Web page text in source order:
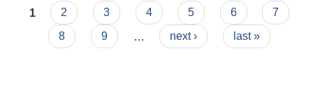
Pages
1 2 3 4 5 6
7
8
9 next › last »